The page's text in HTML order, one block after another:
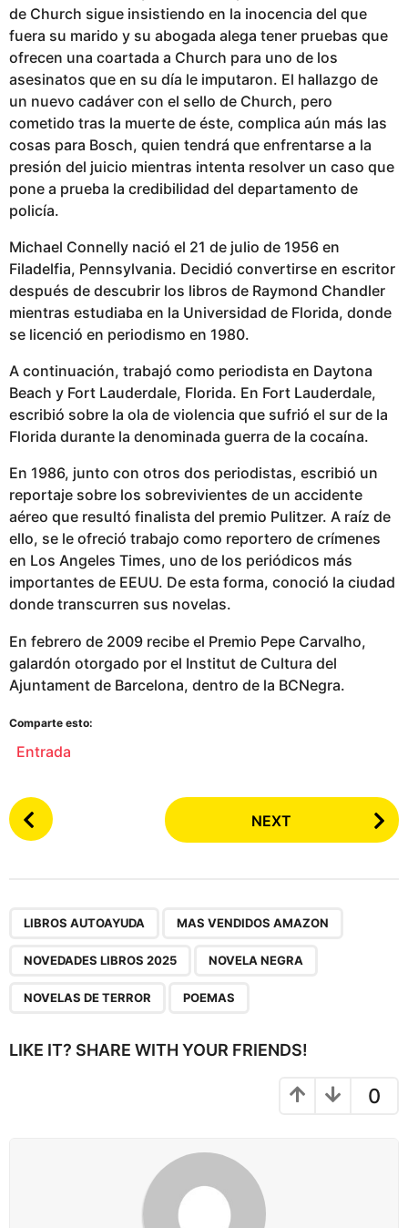
de Church sigue insistiendo en la inocencia del que
fuera su marido y su abogada alega tener pruebas que
ofrecen una coartada a Church para uno de los
asesinatos que en su día le imputaron. El hallazgo de
un nuevo cadáver con el sello de Church, pero
cometido tras la muerte de éste, complica aún más las
cosas para Bosch, quien tendrá que enfrentarse a la
presión del juicio mientras intenta resolver un caso que
pone a prueba la credibilidad del departamento de
policía.
Michael Connelly nació el 21 de julio de 1956 en
Filadelfia, Pennsylvania. Decidió convertirse en escritor
después de descubrir los libros de Raymond Chandler
mientras estudiaba en la Universidad de Florida, donde
se licenció en periodismo en 1980.
A continuación, trabajó como periodista en Daytona
Beach y Fort Lauderdale, Florida. En Fort Lauderdale,
escribió sobre la ola de violencia que sufrió el sur de la
Florida durante la denominada guerra de la cocaína.
En 1986, junto con otros dos periodistas, escribió un
reportaje sobre los sobrevivientes de un accidente
aéreo que resultó finalista del premio Pulitzer. A raíz de
ello, se le ofreció trabajo como reportero de crímenes
en Los Angeles Times, uno de los periódicos más
importantes de EEUU. De esta forma, conoció la ciudad
donde transcurren sus novelas.
En febrero de 2009 recibe el Premio Pepe Carvalho,
galardón otorgado por el Institut de Cultura del
Ajuntament de Barcelona, dentro de la BCNegra.
Comparte esto:
Entrada
P
o
t
NEXT
LIBROS AUTOAYUDA MAS VENDIDOS AMAZON
NOVEDADES LIBROS 2025 NOVELA NEGRA
NOVELAS DE TERROR POEMAS
LIKE IT? SHARE WITH YOUR FRIENDS!
0